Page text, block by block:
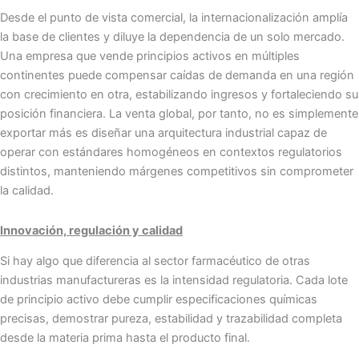
Desde el punto de vista comercial, la internacionalización amplía
la base de clientes y diluye la dependencia de un solo mercado.
Una empresa que vende principios activos en múltiples
continentes puede compensar caídas de demanda en una región
con crecimiento en otra, estabilizando ingresos y fortaleciendo su
posición financiera. La venta global, por tanto, no es simplemente
exportar más es diseñar una arquitectura industrial capaz de
operar con estándares homogéneos en contextos regulatorios
distintos, manteniendo márgenes competitivos sin comprometer
la calidad.
Innovación, regulación y calidad
Si hay algo que diferencia al sector farmacéutico de otras
industrias manufactureras es la intensidad regulatoria. Cada lote
de principio activo debe cumplir especificaciones químicas
precisas, demostrar pureza, estabilidad y trazabilidad completa
desde la materia prima hasta el producto final.